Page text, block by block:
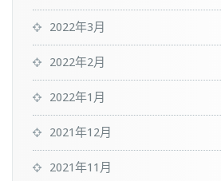
2022年3月
2022年2月
2022年1月
2021年12月
2021年11月